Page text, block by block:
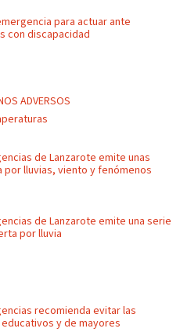
para actuar ante
con discapacidad
ADVERSOS
de Lanzarote emite unas
lluvias, viento y fenómenos
de Lanzarote emite una serie
por lluvia
recomienda evitar las
y de mayores